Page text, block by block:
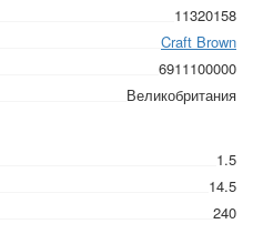
11320158
Craft Brown
6911100000
Великобритания
1.5
14.5
240